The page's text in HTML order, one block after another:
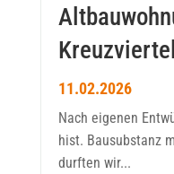
11.02.2026
Nach eigenen
hist. Bausubstanz
durften wir...